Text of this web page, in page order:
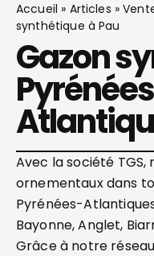
Accueil » Articles »
synthétique à Pau
Gazon
Avec la société TGS,
ornementaux dans
Pyrénées-
Bayonne, Anglet,
Grâce à notre